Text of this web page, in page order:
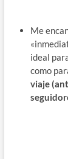
Me
ideal
como
viaje